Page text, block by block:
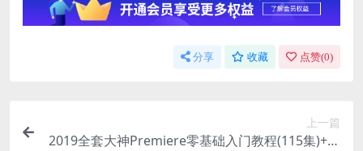
分享 收藏 点赞(0)
上一篇
2019全套大神Premiere零基础入门教程(115集)+含